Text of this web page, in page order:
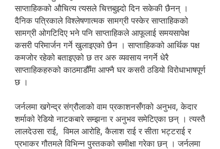
साप्ताहिकको औचित्य त्यसले चित्तबुझ्दो दिन सकेकी छैनन् ।
दैनिक पत्रिकाले विश्लेषणात्मक सामग्री पस्केर साप्ताहिकको
सामग्री ओगटिदिए भने पनि साप्ताहिकले आफूलाई समयसापेक्ष
कसरी परिमार्जन गर्ने खुलाइएको छैन । साप्ताहिकको आर्थिक पक्ष
कमजोर रहेको बताइएको छ तर अरु व्यवसाय नगर्ने धेरै
साप्ताहिकहरुको काठमाडौँमा आफ्नै घर कसरी ठडियो विरोधाभाषपूर्ण
छ ।
जर्नलमा खगेन्द्र संग्रौलाको वाम प्रकाशनसँगको अनुभव, केदार
शर्माको रेडियो नाटकबारे सम्झना र अनुभव समेटिएका छन् । त्यस्तै
लालदेउसा राई, विमल आरोहि, कैलाश राई र सीता भट्टराई र
प्रभाकर गौतमले विभिन्न पुस्तकको समीक्षा गरेका छन् । जर्नलमा